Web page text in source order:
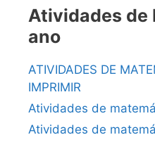
Atividades de
ano
ATIVIDADES DE
IMPRIMIR
Atividades de
Atividades de